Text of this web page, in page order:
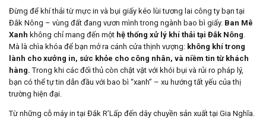
Đừng để khí thải từ mực in và bụi giấy kéo lùi tương lai công ty bạn tại
Đắk Nông – vùng đất đang vươn mình trong ngành bao bì giấy. Ban Mê
Xanh không chỉ mang đến một hệ thống xử lý khí thải tại Đắk Nông
Mà là chìa khóa để bạn mở ra cánh cửa thịnh vượng: không khí trong
lành cho xưởng in, sức khỏe cho công nhân, và niềm tin từ khách
hàng. Trong khi các đối thủ còn chật vật với khói bụi và rủi ro pháp lý,
bạn có thể tự tin dẫn đầu với bao bì “xanh” – xu hướng tất yếu của thị
trường hiện đại.
Từ những cỗ máy in tại Đắk R’Lấp đến dây chuyền sản xuất tại Gia Nghĩa.